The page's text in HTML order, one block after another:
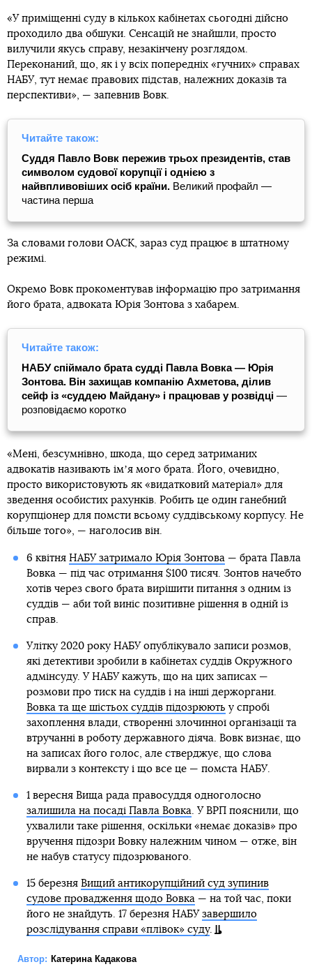
«У приміщенні суду в кількох кабінетах сьогодні дійсно
проходило два обшуки. Сенсацій не знайшли, просто
вилучили якусь справу, незакінчену розглядом.
Переконаний, що, як і у всіх попередніх «гучних» справах
НАБУ, тут немає правових підстав, належних доказів та
перспективи», — запевнив Вовк.
Читайте також:
Суддя Павло Вовк пережив трьох президентів, став
символом судової корупції і однією з
найвпливовіших осіб країни. Великий профайл —
частина перша
За словами голови ОАСК, зараз суд працює в штатному
режимі.
Окремо Вовк прокоментував інформацію про затримання
його брата, адвоката Юрія Зонтова з хабарем.
Читайте також:
НАБУ спіймало брата судді Павла Вовка — Юрія
Зонтова. Він захищав компанію Ахметова, ділив
сейф із «суддею Майдану» і працював у розвідці —
розповідаємо коротко
«Мені, безсумнівно, шкода, що серед затриманих
адвокатів називають імʼя мого брата. Його, очевидно,
просто використовують як «видатковий матеріал» для
зведення особистих рахунків. Робить це один ганебний
корупціонер для помсти всьому суддівському корпусу. Не
більше того», — наголосив він.
6 квітня НАБУ затримало Юрія Зонтова — брата Павла
Вовка — під час отримання $100 тисяч. Зонтов начебто
хотів через свого брата вирішити питання з одним із
суддів — аби той виніс позитивне рішення в одній із
справ.
Улітку 2020 року НАБУ опублікувало записи розмов,
які детективи зробили в кабінетах суддів Окружного
адмінсуду. У НАБУ кажуть, що на цих записах —
розмови про тиск на суддів і на інші держоргани.
Вовка та ще шістьох суддів підозрюють у спробі
захоплення влади, створенні злочинної організації та
втручанні в роботу державного діяча. Вовк визнає, що
на записах його голос, але стверджує, що слова
вирвали з контексту і що все це — помста НАБУ.
1 вересня Вища рада правосуддя одноголосно
залишила на посаді Павла Вовка . У ВРП пояснили, що
ухвалили таке рішення, оскільки «немає доказів» про
вручення підозри Вовку належним чином — отже, він
не набув статусу підозрюваного.
15 березня Вищий антикорупційний суд зупинив
судове провадження щодо Вовка — на той час, поки
його не знайдуть. 17 березня НАБУ завершило
розслідування справи «плівок» суду.
Автор: Катерина Кадакова